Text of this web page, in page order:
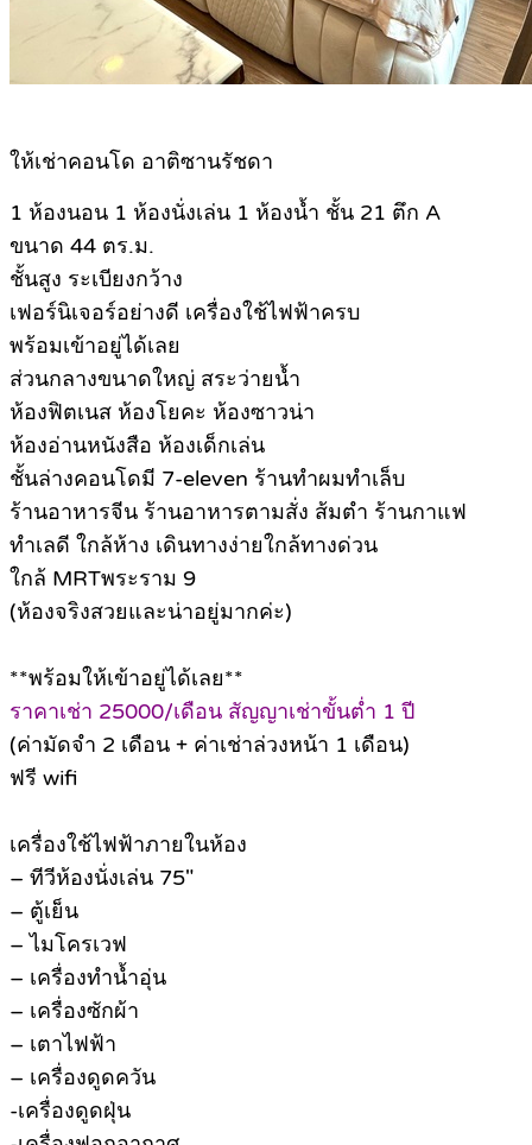
ให้เช่าคอนโด อาติซานรัชดา
1 ห้องนอน 1 ห้องนั่งเล่น 1 ห้องน้ำ ชั้น 21 ตึก A
ขนาด 44 ตร.ม.
ชั้นสูง ระเบียงกว้าง
เฟอร์นิเจอร์อย่างดี เครื่องใช้ไฟฟ้าครบ
พร้อมเข้าอยู่ได้เลย
ส่วนกลางขนาดใหญ่ สระว่ายน้ำ
ห้องฟิตเนส ห้องโยคะ ห้องซาวน่า
ห้องอ่านหนังสือ ห้องเด็กเล่น
ชั้นล่างคอนโดมี 7-eleven ร้านทำผมทำเล็บ
ร้านอาหารจีน ร้านอาหารตามสั่ง ส้มตำ ร้านกาแฟ
ทำเลดี ใกล้ห้าง เดินทางง่ายใกล้ทางด่วน
ใกล้ MRTพระราม 9
(ห้องจริงสวยและน่าอยู่มากค่ะ)
**พร้อมให้เข้าอยู่ได้เลย**
ราคาเช่า 25000/เดือน สัญญาเช่าขั้นต่ำ 1 ปี
(ค่ามัดจำ 2 เดือน + ค่าเช่าล่วงหน้า 1 เดือน)
ฟรี wifi
เครื่องใช้ไฟฟ้าภายในห้อง
– ทีวีห้องนั่งเล่น 75″
– ตู้เย็น
– ไมโครเวฟ
– เครื่องทำน้ำอุ่น
– เครื่องซักผ้า
– เตาไฟฟ้า
– เครื่องดูดควัน
-เครื่องดูดฝุ่น